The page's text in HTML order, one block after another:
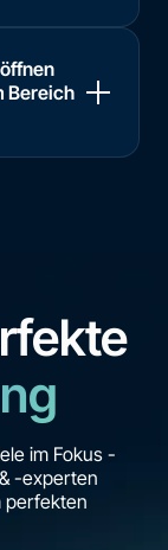
Bereich
im Fokus -
-experten
perfekten